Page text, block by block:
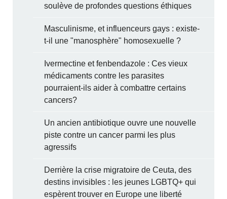
soulève de profondes questions éthiques
Masculinisme, et influenceurs gays : existe-
t-il une "manosphère" homosexuelle ?
Ivermectine et fenbendazole : Ces vieux
médicaments contre les parasites
pourraient-ils aider à combattre certains
cancers?
Un ancien antibiotique ouvre une nouvelle
piste contre un cancer parmi les plus
agressifs
Derrière la crise migratoire de Ceuta, des
destins invisibles : les jeunes LGBTQ+ qui
espèrent trouver en Europe une liberté